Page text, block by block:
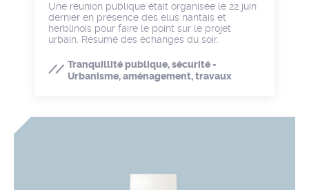
Une réunion publique était organisée le 22 juin
dernier en présence des élus nantais et
herblinois pour faire le point sur le projet
urbain. Résumé des échanges du soir.
Tranquillité publique, sécurité -
Urbanisme, aménagement, travaux